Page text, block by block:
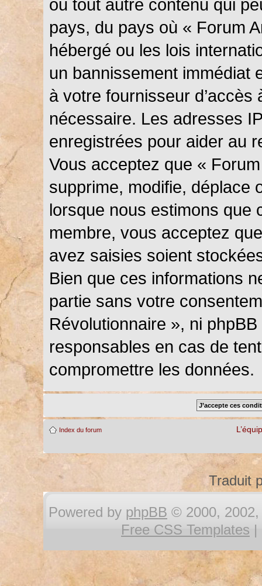
ou tout autre contenu qui
pays, du pays où « Forum
hébergé ou les lois
un bannissement immédiat
à votre fournisseur
nécessaire. Les adresses
enregistrées pour aider au
Vous acceptez que «
supprime, modifie, déplace
lorsque nous estimons que
membre, vous acceptez
avez saisies soient
Bien que ces informations
partie sans votre
Révolutionnaire », ni
responsables en cas de
compromettre les données.
Index du forum
Traduit
Powered by phpBB © 2000, 2002,
Free CSS Templates |